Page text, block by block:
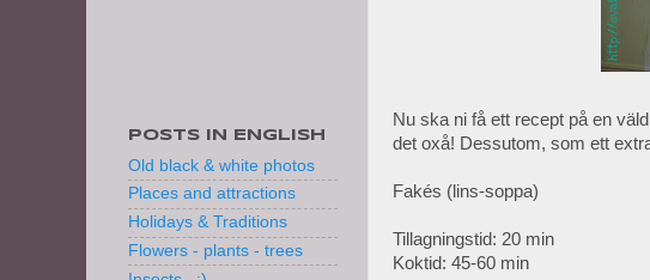
Nu ska ni få ett recept på en
det oxå! Dessutom, som ett
Fakés (lins-soppa)
Tillagningstid: 20 min
Koktid: 45-60 min
POSTS IN ENGLISH
Old black & white photos
Places and attractions
Holidays & Traditions
Flowers - plants - trees